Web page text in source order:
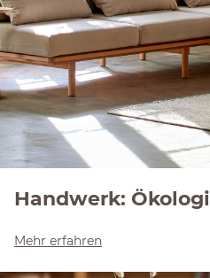
Handwerk:
Mehr erfahren